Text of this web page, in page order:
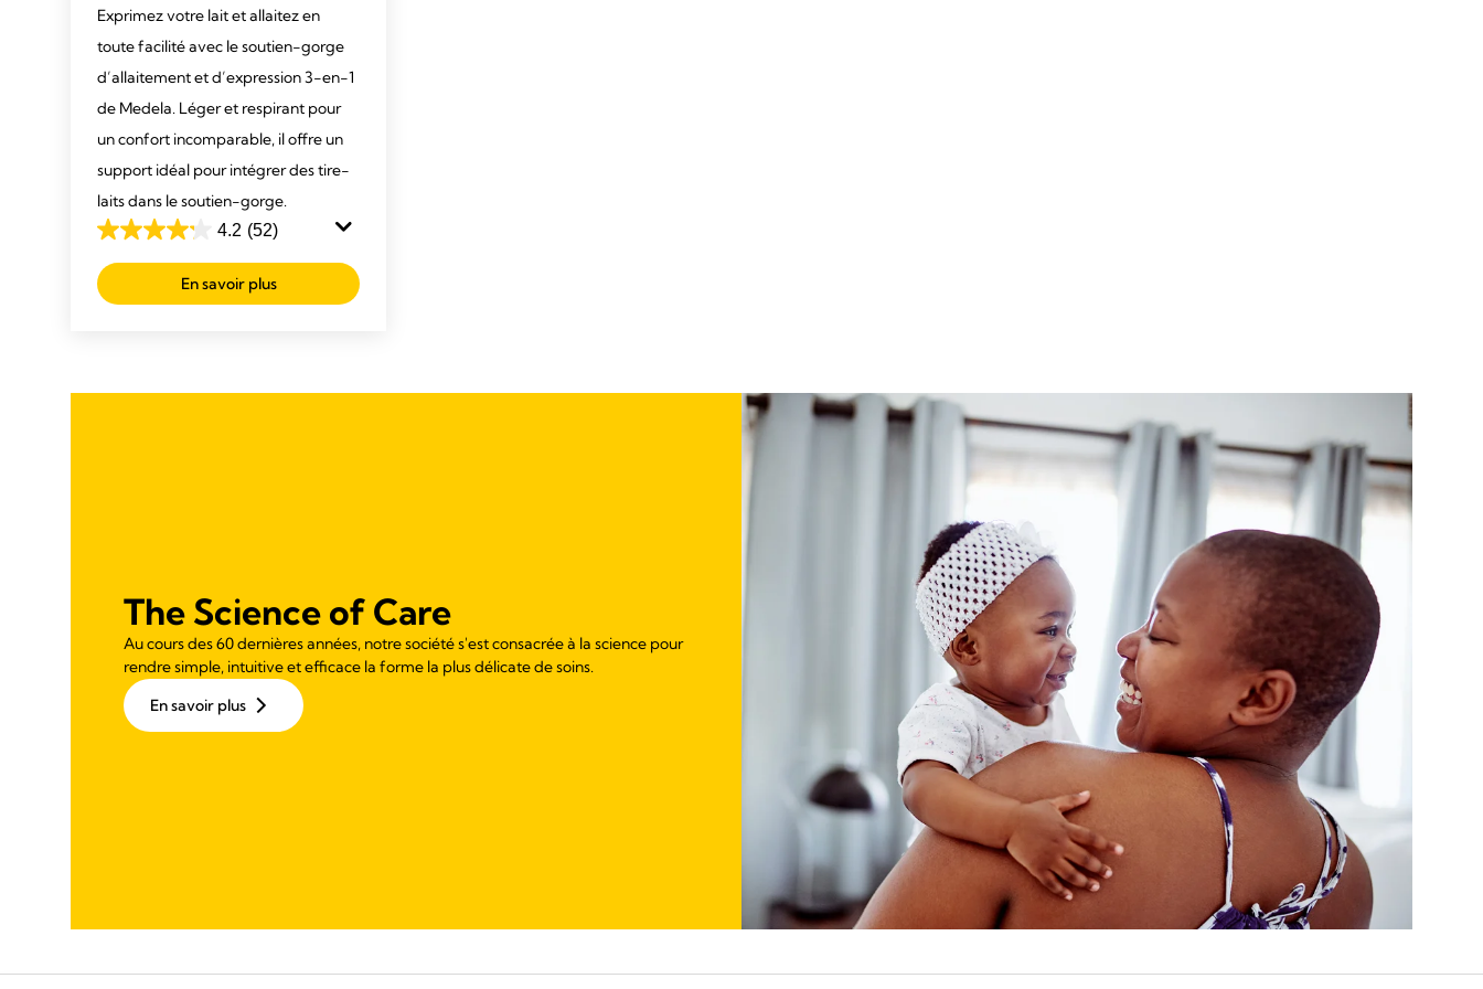
Exprimez votre lait et allaitez en
toute facilité avec le soutien-gorge
d’allaitement et d’expression 3-en-1
de Medela. Léger et respirant pour
un confort incomparable, il offre un
support idéal pour intégrer des tire-
laits dans le soutien-gorge.
4.2 (52)
4.2
out
of
En savoir plus
The Science of Care
Au cours des 60 dernières années, notre société s'est consacrée à la science pour
rendre simple, intuitive et efficace la forme la plus délicate de soins.
En savoir plus